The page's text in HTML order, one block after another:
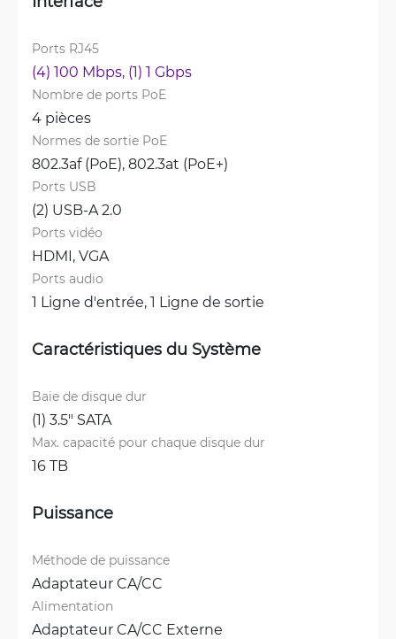
Ports RJ45
(4) 100 Mbps, (1) 1 Gbps
Nombre de ports PoE
4 pièces
Normes de sortie PoE
802.3af (PoE), 802.3at (PoE+)
Ports USB
(2) USB-A 2.0
Ports vidéo
HDMI, VGA
Ports audio
1 Ligne d'entrée, 1 Ligne de sortie
Caractéristiques du Système
Baie de disque dur
(1) 3.5" SATA
Max. capacité pour chaque disque dur
16 TB
Puissance
Méthode de puissance
Adaptateur CA/CC
Alimentation
Adaptateur CA/CC Externe